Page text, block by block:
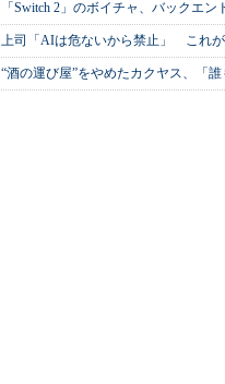
「Switch 2」のボイチャ、バックエ
上司「AIは危ないから禁止」 これ
“酒の運び屋”をやめたカクヤス、「